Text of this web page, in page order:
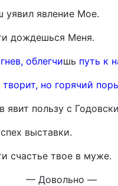
явление Мое.
дождешься Меня.
облегчишь путь к
творит, но горячий
явит пользу с
выставки.
счастье твое в муже.
— Довольно —